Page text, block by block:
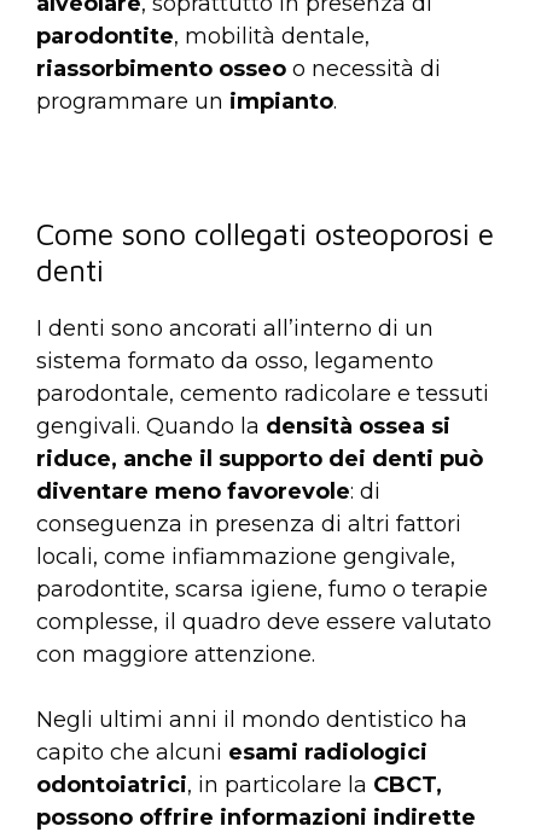
parodontite, mobilità dentale,
riassorbimento osseo o necessità di
programmare un impianto.
Come sono collegati osteoporosi e
denti
I denti sono ancorati all’interno di un
sistema formato da osso, legamento
parodontale, cemento radicolare e tessuti
gengivali. Quando la densità ossea si
riduce, anche il supporto dei denti può
diventare meno favorevole: di
conseguenza in presenza di altri fattori
locali, come infiammazione gengivale,
parodontite, scarsa igiene, fumo o terapie
complesse, il quadro deve essere valutato
con maggiore attenzione.
Negli ultimi anni il mondo dentistico ha
capito che alcuni esami radiologici
odontoiatrici, in particolare la CBCT,
possono offrire informazioni indirette